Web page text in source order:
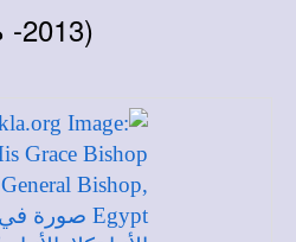
(2013- م.)